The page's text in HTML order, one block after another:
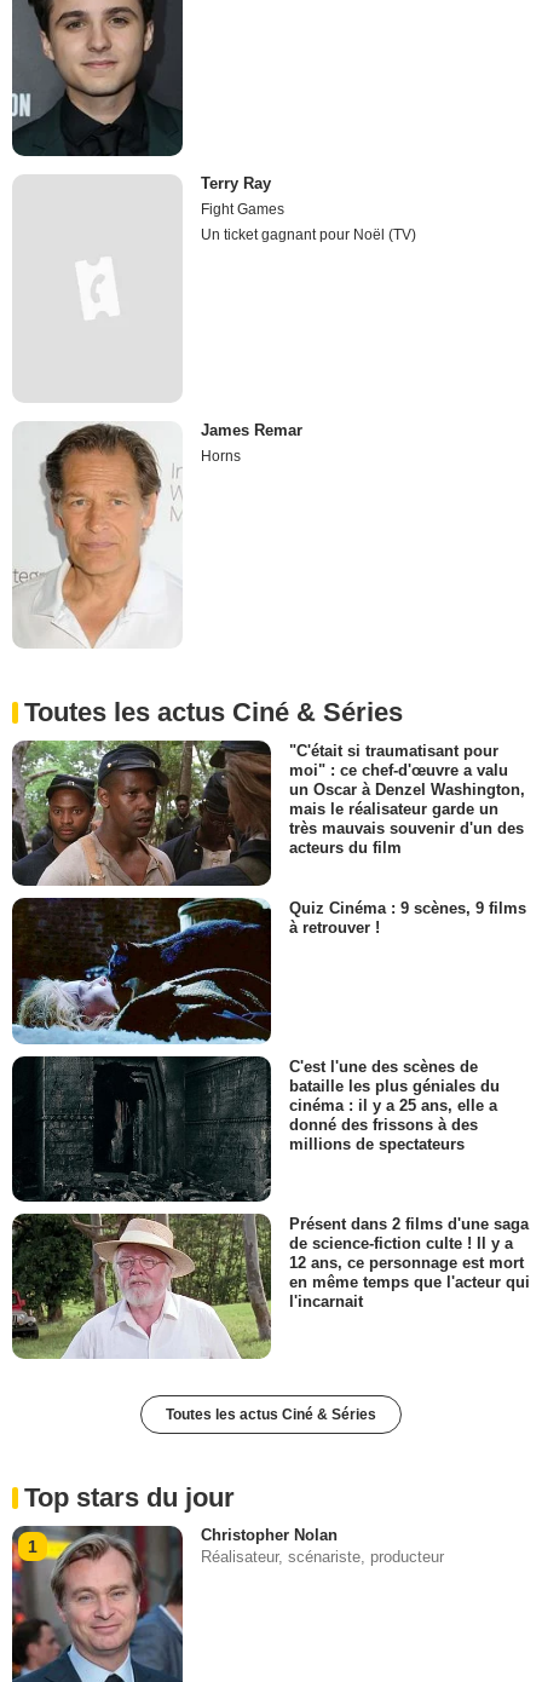
Terry Ray
Fight Games
Un ticket gagnant pour Noël (TV)
James Remar
Horns
Toutes les actus Ciné & Séries
"C'était si traumatisant pour
moi" : ce chef-d'œuvre a valu
un Oscar à Denzel Washington,
mais le réalisateur garde un
très mauvais souvenir d'un des
acteurs du film
Quiz Cinéma : 9 scènes, 9 films
à retrouver !
C'est l'une des scènes de
bataille les plus géniales du
cinéma : il y a 25 ans, elle a
donné des frissons à des
millions de spectateurs
Présent dans 2 films d'une saga
de science-fiction culte ! Il y a
12 ans, ce personnage est mort
en même temps que l'acteur qui
l'incarnait
Toutes les actus Ciné & Séries
Top stars du jour
1
Christopher Nolan
Réalisateur, scénariste, producteur